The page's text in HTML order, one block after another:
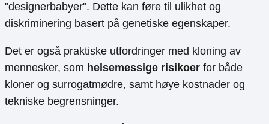
"designerbabyer". Dette kan føre til ulikhet og
diskriminering basert på genetiske egenskaper.
Det er også praktiske utfordringer med kloning av
mennesker, som helsemessige risikoer for både
kloner og surrogatmødre, samt høye kostnader og
tekniske begrensninger.